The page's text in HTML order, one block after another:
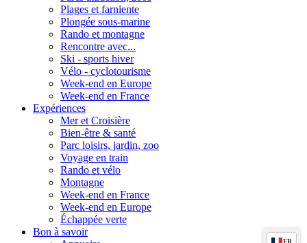
Plages et farniente
Plongée sous-marine
Rando et montagne
Rencontre avec...
Ski - sports hiver
Vélo - cyclotourisme
Week-end en Europe
Week-end en France
Expériences
Mer et Croisière
Bien-être & santé
Parc loisirs, jardin, zoo
Voyage en train
Rando et vélo
Montagne
Week-end en France
Week-end en Europe
Échappée verte
Bon à savoir
FR